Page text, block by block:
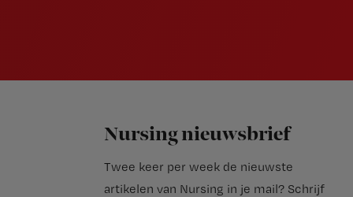
Nursing nieuwsbrief
Twee keer per week de nieuwste
artikelen van Nursing in je mail? Schrijf